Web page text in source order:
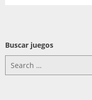
Buscar juegos
for: